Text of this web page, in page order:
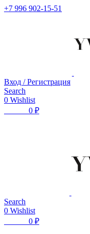
+7 996 902-15-51
Вход / Регистрация
Search
0 Wishlist
0 ₽
Search
0 Wishlist
0 ₽